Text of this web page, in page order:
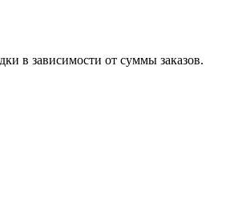
в зависимости от суммы заказов.